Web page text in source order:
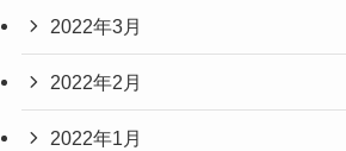
2022年3月
2022年2月
2022年1月